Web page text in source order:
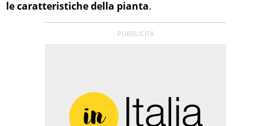
le caratteristiche della pianta.